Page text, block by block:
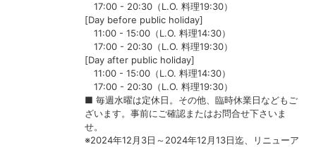
17:00 - 20:30（L.O. 料理19:30）
[Day before public holiday]
11:00 - 15:00（L.O. 料理14:30）
17:00 - 20:30（L.O. 料理19:30）
[Day after public holiday]
11:00 - 15:00（L.O. 料理14:30）
17:00 - 20:30（L.O. 料理19:30）
■ 毎週水曜は定休日。その他、臨時休業日などもご
ざいます。事前にご確認またはお問合せ下さいま
せ。
※2024年12月3日～2024年12月13日迄、リニューア